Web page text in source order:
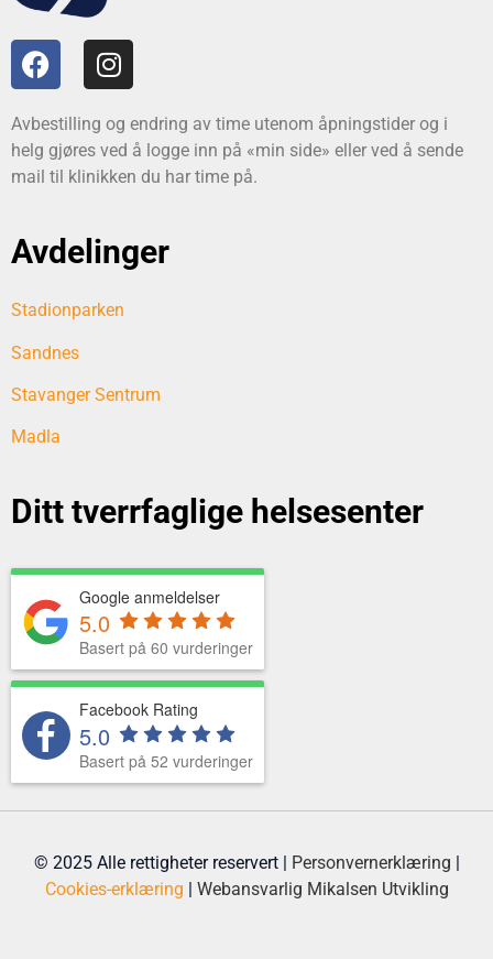
Avbestilling og endring av time utenom åpningstider og i
helg gjøres ved å logge inn på «min side» eller ved å sende
mail til klinikken du har time på.
Avdelinger
Stadionparken
Sandnes
Stavanger Sentrum
Madla
Ditt tverrfaglige helsesenter
Google anmeldelser
5.0
Basert på 60 vurderinger
Facebook Rating
5.0
Basert på 52 vurderinger
© 2025 Alle rettigheter reservert | Personvernerklæring |
Cookies-erklæring | Webansvarlig Mikalsen Utvikling